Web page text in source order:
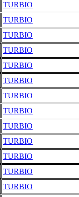
TURBIO
TURBIO
TURBIO
TURBIO
TURBIO
TURBIO
TURBIO
TURBIO
TURBIO
TURBIO
TURBIO
TURBIO
TURBIO